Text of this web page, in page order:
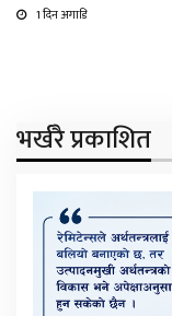
1 दिन अगाडि
भर्खरै प्रकाशित